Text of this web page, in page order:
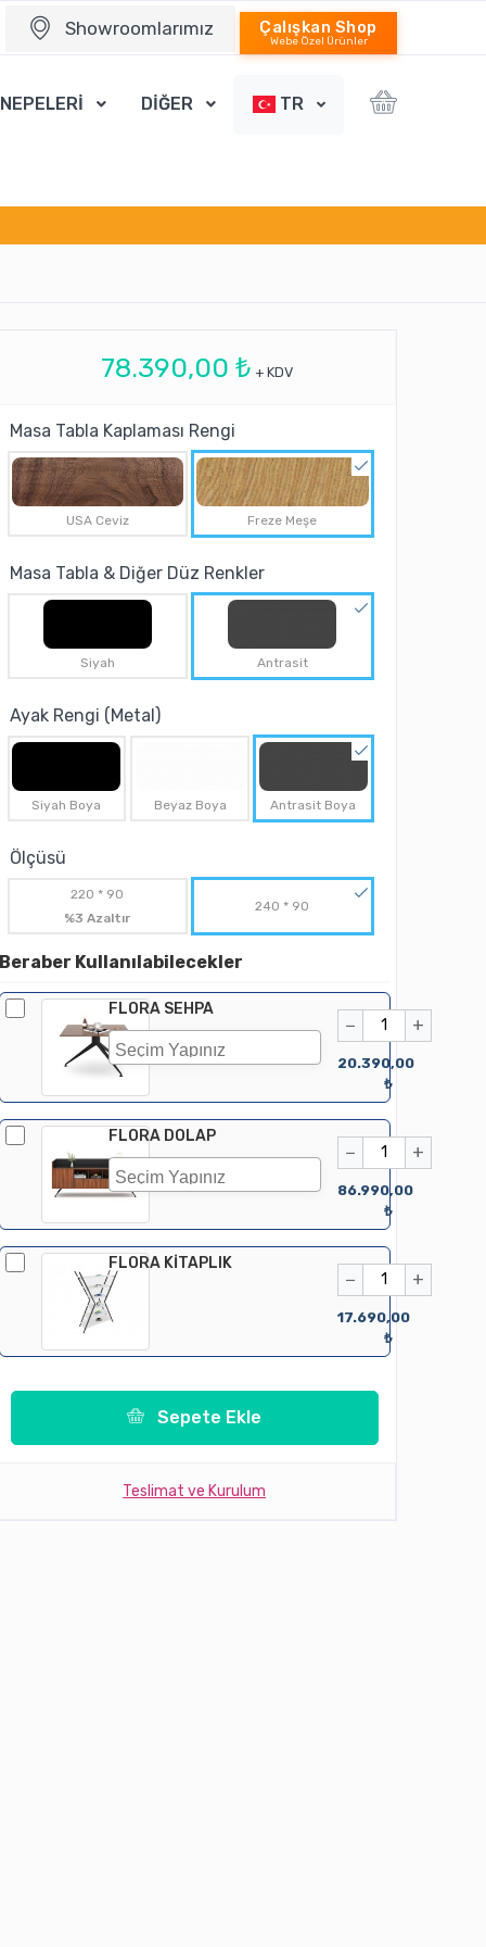
Showroomlarımız Çalışkan Shop
Webe Özel Ürünler
DİĞER TR
78.390,00 ₺ + KDV
Masa Tabla Kaplaması Rengi
USA Ceviz Freze Meşe
Masa Tabla & Diğer Düz Renkler
Siyah Antrasit
Ayak Rengi (Metal)
Siyah Boya Beyaz Boya Antrasit Boya
Ölçüsü
220 * 90
%3 Azaltır
240 * 90
Beraber Kullanılabilecekler
FLORA SEHPA
− +
20.390,00
₺
FLORA DOLAP
− +
86.990,00
₺
FLORA KİTAPLIK
− +
17.690,00
₺
Sepete Ekle
Teslimat ve Kurulum